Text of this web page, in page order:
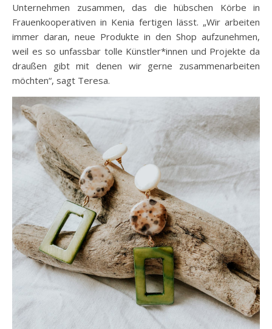
Unternehmen zusammen, das die hübschen Körbe in
Frauenkooperativen in Kenia fertigen lässt. „Wir arbeiten
immer daran, neue Produkte in den Shop aufzunehmen,
weil es so unfassbar tolle Künstler*innen und Projekte da
draußen gibt mit denen wir gerne zusammenarbeiten
möchten“, sagt Teresa.